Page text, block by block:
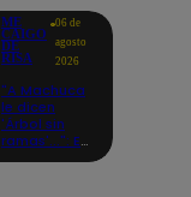
ME
CAIGO
DE
RISA
06 de
agosto
2026
"A Machuca
le dicen
'Árbol sin
ramas'...": El